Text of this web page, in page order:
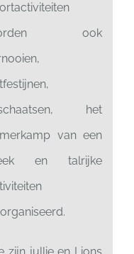
ook
het
van een
en talrijke